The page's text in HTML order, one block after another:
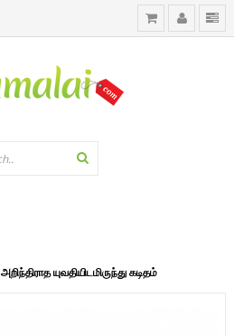
அறிந்திராத யுவதியிடமிருந்து கடிதம்